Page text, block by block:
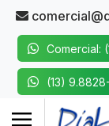
Comercial:
(13)